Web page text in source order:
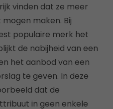
vinden dat ze meer
maken. Bij
populaire merk het
de nabijheid van een
het aanbod van een
te geven. In deze
dat de
in geen enkele